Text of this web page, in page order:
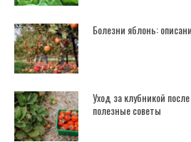
Болезни яблонь:
Уход за клубникой
полезные советы